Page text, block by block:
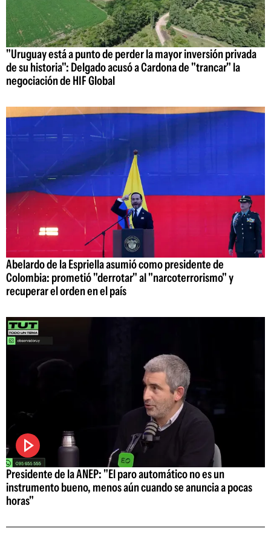
"Uruguay está a punto de perder la mayor inversión privada
de su historia": Delgado acusó a Cardona de "trancar" la
negociación de HIF Global
Abelardo de la Espriella asumió como presidente de
Colombia: prometió "derrotar" al "narcoterrorismo" y
recuperar el orden en el país
Presidente de la ANEP: "El paro automático no es un
instrumento bueno, menos aún cuando se anuncia a pocas
horas"